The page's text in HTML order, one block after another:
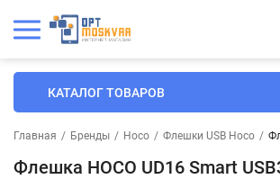
КАТАЛОГ ТОВАРОВ
Главная / Бренды / Hoco / Флешки USB Hoco /
Флешка HOCO UD16 Smart